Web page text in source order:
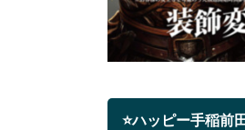
⭐ハッピー手稲前